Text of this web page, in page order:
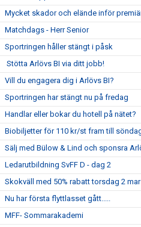
Mycket skador och elände inför
Matchdags - Herr Senior
Sportringen håller stängt i påsk
Stötta Arlövs BI via ditt jobb!
Vill du engagera dig i Arlövs BI?
Sportringen har stängt nu på fredag
Handlar eller bokar du hotell på nätet?
Biobiljetter för 110 kr/st fram till
Sälj med Bülow & Lind och sponsra
Ledarutbildning SvFF D - dag 2
Skokväll med 50% rabatt torsdag 2
Nu har första flyttlasset gått.....
MFF- Sommarakademi